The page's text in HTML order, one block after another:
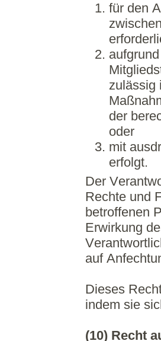
für den
zulässig
der
oder
mit
erfolgt.
Der
Rechte und
betroffenen
Erwirkung
auf
Dieses
indem sie
(10) Recht